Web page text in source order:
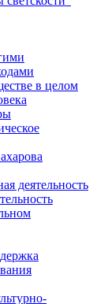
в целом
деятельность